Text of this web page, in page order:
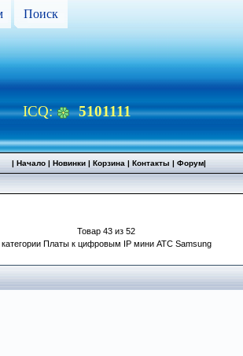
Поиск
ICQ: 5101111
| Начало| Новинки| Корзина | Контакты | Форум|
Товар 43 из 52
категории Платы к цифровым IP мини АТС Samsung